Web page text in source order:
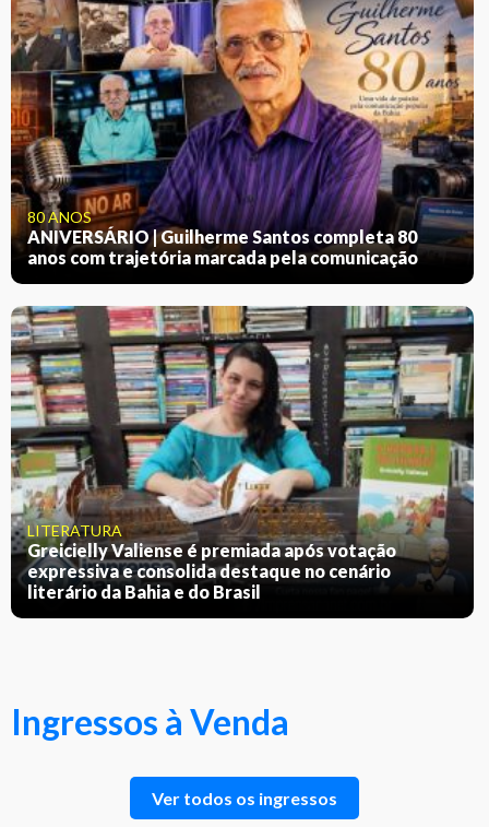
80 ANOS
ANIVERSÁRIO | Guilherme Santos completa 80
anos com trajetória marcada pela comunicação
LITERATURA
Greicielly Valiense é premiada após votação
expressiva e consolida destaque no cenário
literário da Bahia e do Brasil
Ingressos à Venda
Ver todos os ingressos